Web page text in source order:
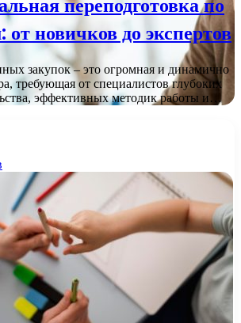
от новичков до экспертов
закупок – это огромная и динамично
требующая от специалистов глубоких
эффективных методик работы и…